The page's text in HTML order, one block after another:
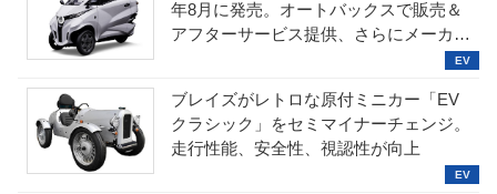
年8月に発売。オートバックスで販売＆
アフターサービス提供、さらにメーカー
ブレイズがレトロな原付ミニカー「EV
クラシック」をセミマイナーチェンジ。
走行性能、安全性、視認性が向上